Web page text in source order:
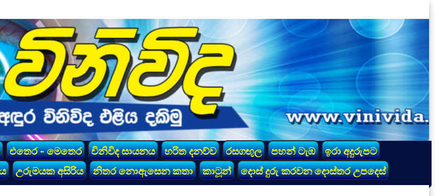
එතෙර - මෙතෙර විනිවිද සායනය හරිත දනව්ව රසගඟුල පහන් ටැඹ
ඉරා අදුරුපට
උරුමයක අසිරිය නිතර නොඇසෙන කතා කාටූන් දොස් දුරු කරවන දොස්තර උපදෙස්